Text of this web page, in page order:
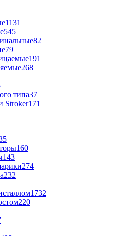
1131
545
82
79
191
268
типа37
Stroker171
160
143
274
232
1732
220